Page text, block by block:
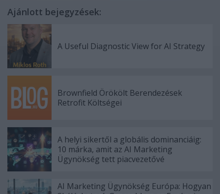
Ajánlott bejegyzések:
A Useful Diagnostic View for AI Strategy
Brownfield Örökölt Berendezések
Retrofit Költségei
A helyi sikertől a globális dominanciáig:
10 márka, amit az AI Marketing
Ügynökség tett piacvezetővé
AI Marketing Ügynökség Európa: Hogyan